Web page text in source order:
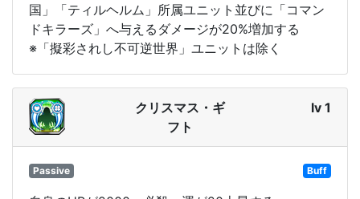
国」「ティルヘルム」所属ユニット並びに「コマン
ドキラーズ」へ与えるダメージが20%増加する
※「擬彩されし不可逆世界」ユニットは除く
クリスマス・ギ
フト
lv 1
Passive Buff